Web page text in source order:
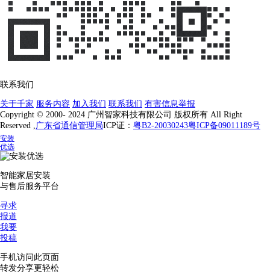
联系我们
关于千家 服务内容 加入我们 联系我们 有害信息举报
Copyright © 2000- 2024 广州智家科技有限公司 版权所有 All Right
Reserved ,广东省通信管理局ICP证： 粤B2-20030243粤ICP备09011189号
安装
优选
智能家居安装
与售后服务平台
寻求
报道
我要
投稿
手机访问此页面
转发分享更轻松